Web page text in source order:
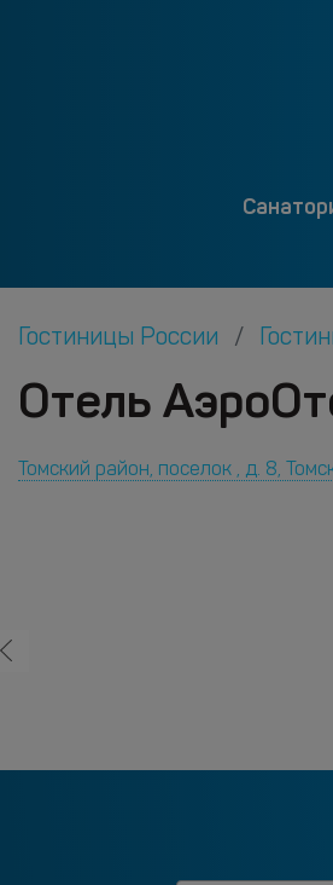
Гостиницы России
Отель
Томский район, поселок , д. 8,